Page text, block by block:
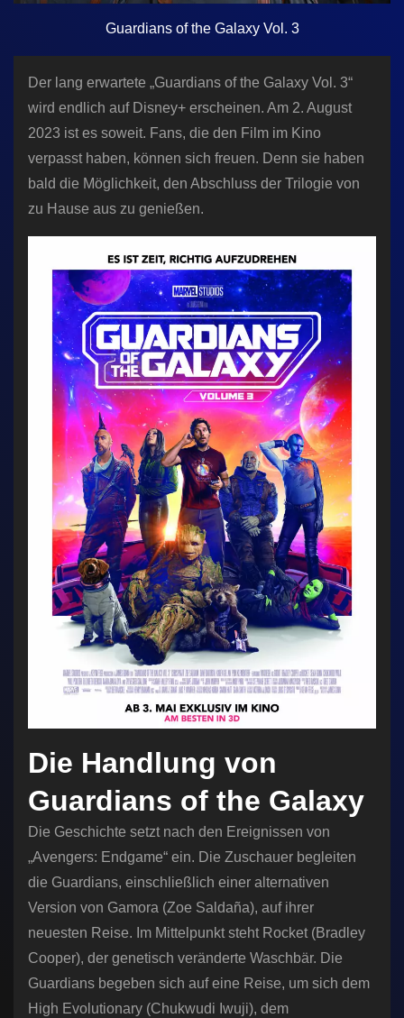
Guardians of the Galaxy Vol. 3
Der lang erwartete „Guardians of the Galaxy Vol. 3“
wird endlich auf Disney+ erscheinen. Am 2. August
2023 ist es soweit. Fans, die den Film im Kino
verpasst haben, können sich freuen. Denn sie haben
bald die Möglichkeit, den Abschluss der Trilogie von
zu Hause aus zu genießen.
Die Handlung von
Guardians of the Galaxy
Die Geschichte setzt nach den Ereignissen von
„Avengers: Endgame“ ein. Die Zuschauer begleiten
die Guardians, einschließlich einer alternativen
Version von Gamora (Zoe Saldaña), auf ihrer
neuesten Reise. Im Mittelpunkt steht Rocket (Bradley
Cooper), der genetisch veränderte Waschbär. Die
Guardians begeben sich auf eine Reise, um sich dem
High Evolutionary (Chukwudi Iwuji), dem